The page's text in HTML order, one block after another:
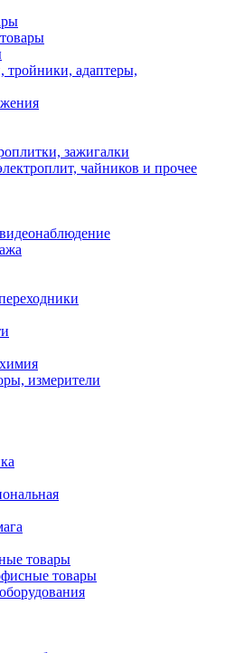
тройники, адаптеры,
зажигалки
чайников и прочее
измерители
товары
товары